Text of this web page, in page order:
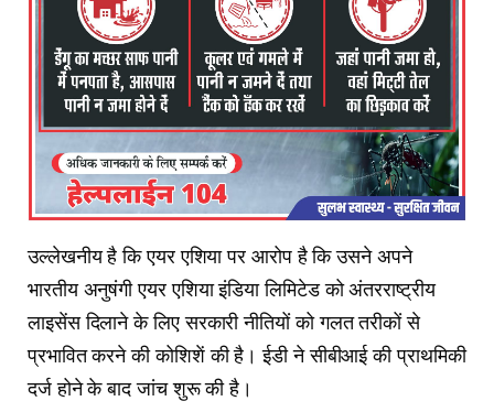
उल्लेखनीय है कि एयर एशिया पर आरोप है कि उसने अपने
भारतीय अनुषंगी एयर एशिया इंडिया लिमिटेड को अंतरराष्ट्रीय
लाइसेंस दिलाने के लिए सरकारी नीतियों को गलत तरीकों से
प्रभावित करने की कोशिशें की है। ईडी ने सीबीआई की प्राथमिकी
दर्ज होने के बाद जांच शुरू की है।